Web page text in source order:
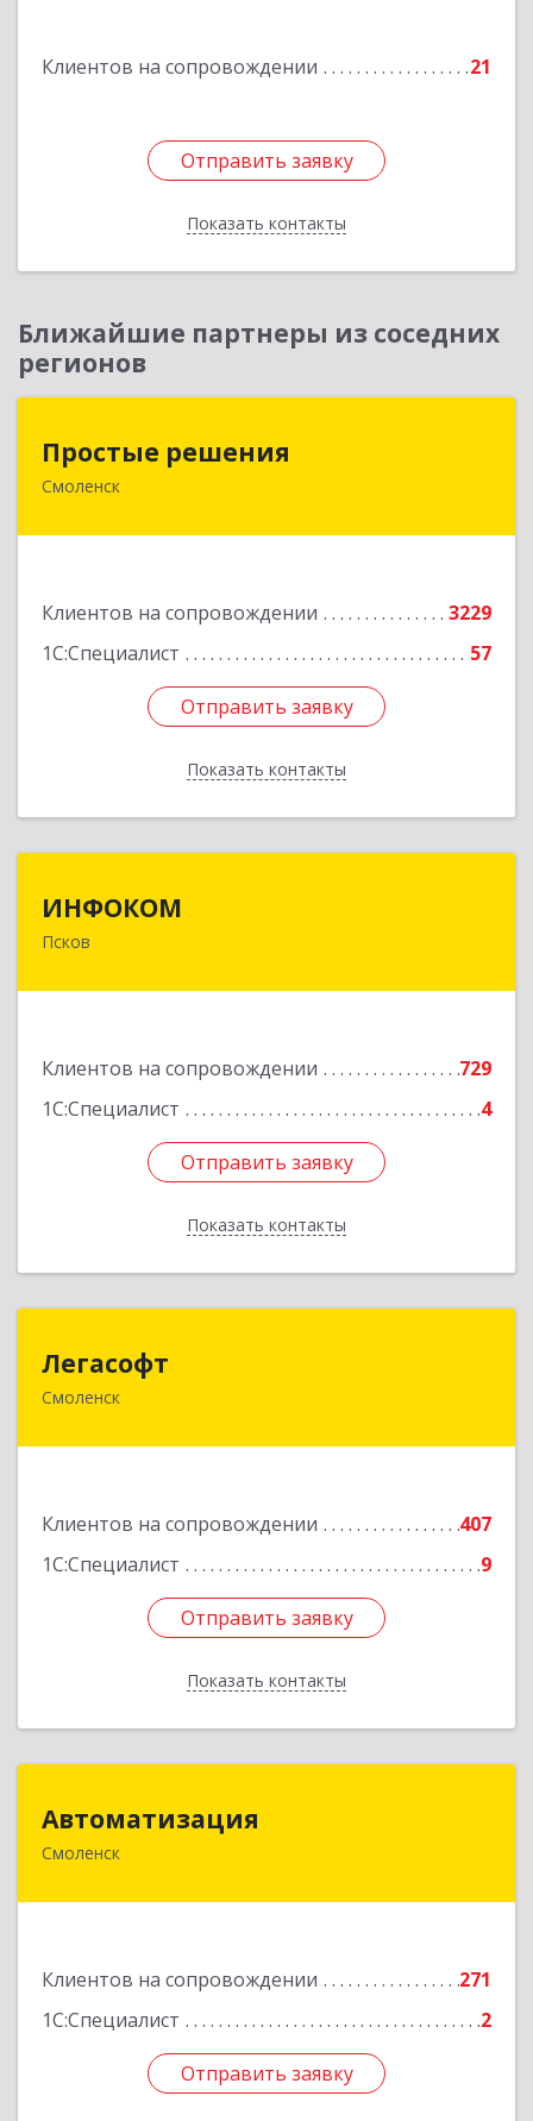
Клиентов на сопровождении 21
Отправить заявку
Показать контакты
Отправить заявку
Назад
Ближайшие партнеры из соседних
регионов
Простые решения
Смоленск
Клиентов на сопровождении
3229
1С:Специалист
57
Отправить заявку
Показать контакты
214015, Смоленская обл, Смоленск г, Большая
Отправить заявку
Назад
ИНФОКОМ
Псков
Клиентов на сопровождении
729
1С:Специалист
4
Отправить заявку
Показать контакты
180000, Псковская обл, Псков г, Советская ул,
Отправить заявку
Назад
Легасофт
Смоленск
Клиентов на сопровождении
407
1С:Специалист
9
Отправить заявку
Показать контакты
214018, Смоленская обл, Смоленск г, Ново-
Отправить заявку
Назад
Автоматизация
Смоленск
Клиентов на сопровождении
271
1С:Специалист
2
Отправить заявку
214019, Смоленская обл, Смоленск г, Марии
Отправить заявку